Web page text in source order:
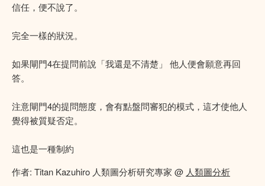
信任，便不說了。
完全一樣的狀況。
如果閘門4在提問前說「我還是不清楚」 他人便會願意再回
答。
注意閘門4的提問態度，會有點盤問審犯的模式，這才使他人
覺得被質疑否定。
這也是一種制約
作者: Titan Kazuhiro 人類圖分析研究專家 @ 人類圖分析